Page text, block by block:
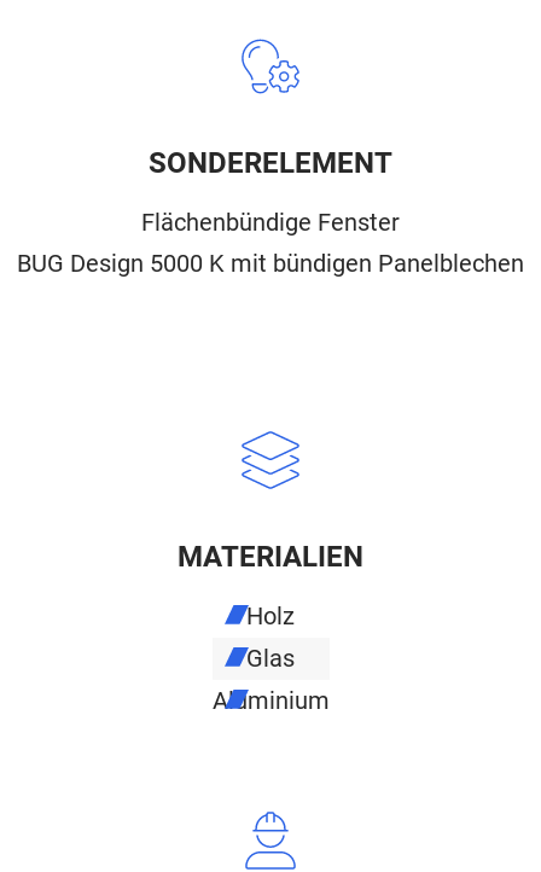
SONDERELEMENT
Flächenbündige Fenster
BUG Design 5000 K mit bündigen Panelblechen
MATERIALIEN
Holz
Glas
Aluminium